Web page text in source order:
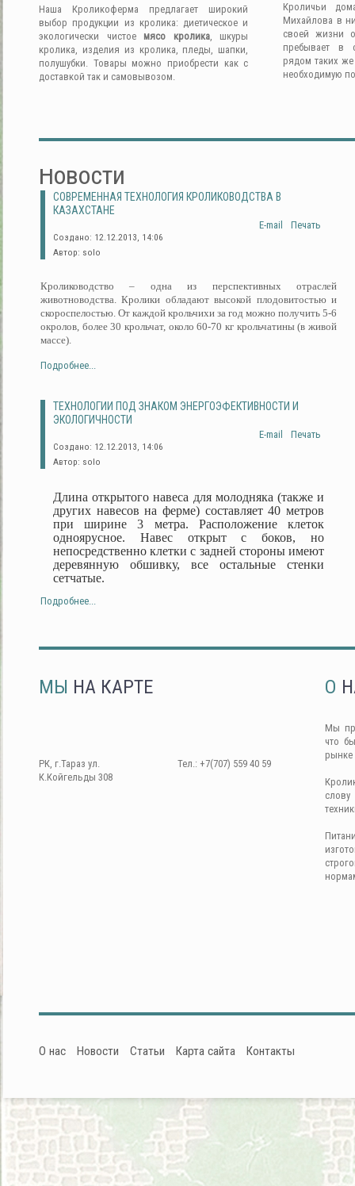
Наша Кроликоферма предлагает широкий
выбор продукции из кролика: диетическое и
экологически чистое мясо кролика, шкуры
кролика, изделия из кролика, пледы, шапки,
полушубки. Товары можно приобрести как с
доставкой так и самовывозом.
Кроличьи
Михайлова в
своей жизни
пребывает в
рядом таких
необходимую
Новости
СОВРЕМЕННАЯ ТЕХНОЛОГИЯ КРОЛИКОВОДСТВА В
КАЗАХСТАНЕ
Печать
E-mail
Создано: 12.12.2013, 14:06
Автор: solo
Кролиководство – одна из перспективных отраслей
животноводства. Кролики обладают высокой плодовитостью и
скороспелостью. От каждой крольчихи за год можно получить 5-6
окролов, более 30 крольчат, около 60-70 кг крольчатины (в живой
массе).
Подробнее...
ТЕХНОЛОГИИ ПОД ЗНАКОМ ЭНЕРГОЭФЕКТИВНОСТИ И
ЭКОЛОГИЧНОСТИ
Печать
E-mail
Создано: 12.12.2013, 14:06
Автор: solo
Длина открытого навеса для молодняка (также и
других навесов на ферме) составляет 40 метров
при ширине 3 метра. Расположение клеток
одноярусное. Навес открыт с боков, но
непосредственно клетки с задней стороны имеют
деревянную обшивку, все остальные стенки
сетчатые.
Подробнее...
МЫ НА КАРТЕ
РК, г.Тараз ул.
К.Койгельды 308
Тел.: +7(707) 559 40 59
О
Мы
что
рынке
О нас Новости Статьи Карта сайта Контакты